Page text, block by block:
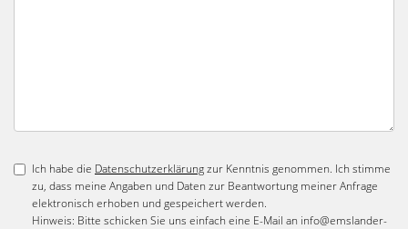
Ich habe die Datenschutzerklärungzur Kenntnis genommen. Ich stimme
zu, dass meine Angaben und Daten zur Beantwortung meiner Anfrage
elektronisch erhoben und gespeichert werden.
Hinweis: Bitte schicken Sie uns einfach eine E-Mail an info@emslander-